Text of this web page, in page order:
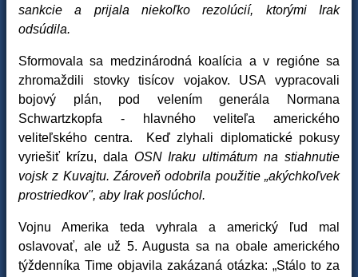
sankcie a prijala niekoľko rezolúcií, ktorými Irak
odsúdila.
Sformovala sa medzinárodná koalícia a v regióne sa
zhromaždili stovky tisícov vojakov. USA vypracovali
bojový plán, pod velením generála Normana
Schwartzkopfa - hlavného veliteľa amerického
veliteľského centra. Keď zlyhali diplomatické pokusy
vyriešiť krízu, dala OSN Iraku ultimátum na stiahnutie
vojsk z Kuvajtu. Zároveň odobrila použitie „akýchkoľvek
prostriedkov", aby Irak poslúchol.
Vojnu Amerika teda vyhrala a americký ľud mal
oslavovať, ale už 5. Augusta sa na obale amerického
týždenníka Time objavila zakázaná otázka: „Stálo to za